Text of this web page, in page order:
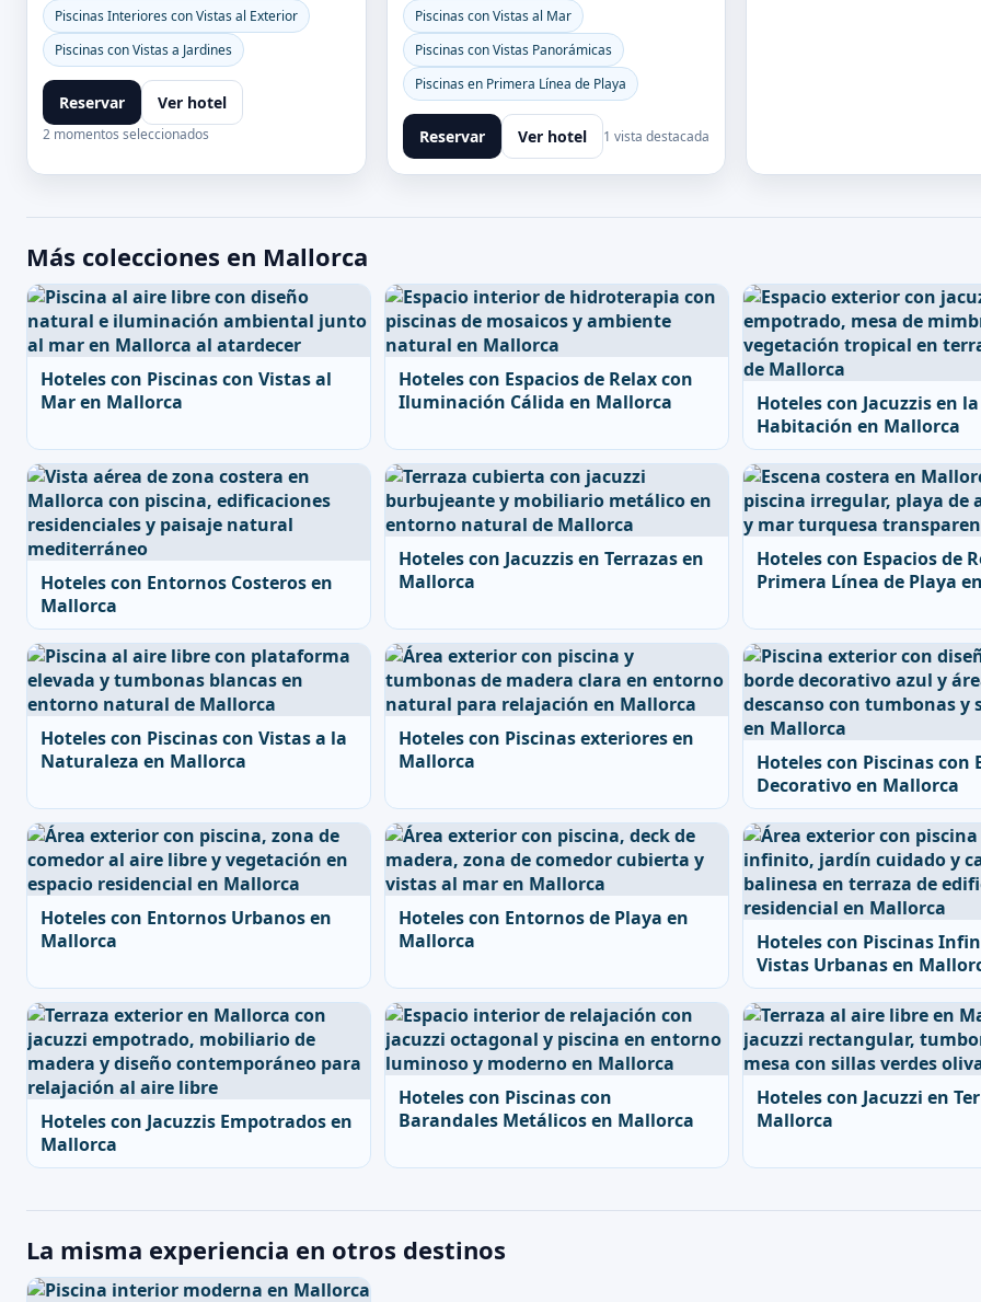
Piscinas Interiores con Vistas al Exterior
Piscinas con Vistas a Jardines
Reservar Ver hotel
2 momentos seleccionados
Piscinas con Vistas al Mar
Piscinas con Vistas Panorámicas
Piscinas en Primera Línea de Playa
Reservar Ver hotel 1 vista destacada
Más colecciones en Mallorca
Hoteles con Piscinas con Vistas al
Mar en Mallorca
Hoteles con Espacios de Relax con
Iluminación Cálida en Mallorca
Hoteles con Jacuzzis en la
Habitación en Mallorca
Hoteles con Entornos Costeros en
Mallorca
Hoteles con Jacuzzis en Terrazas en
Mallorca
Hoteles con Espacios de
Primera Línea de Playa
Hoteles con Piscinas con Vistas a la
Naturaleza en Mallorca
Hoteles con Piscinas exteriores en
Mallorca
Hoteles con Piscinas con
Decorativo en Mallorca
Hoteles con Entornos Urbanos en
Mallorca
Hoteles con Entornos de Playa en
Mallorca
Hoteles con Piscinas
Vistas Urbanas en
Hoteles con Jacuzzis Empotrados en
Mallorca
Hoteles con Piscinas con
Barandales Metálicos en Mallorca
Hoteles con Jacuzzi en
Mallorca
La misma experiencia en otros destinos